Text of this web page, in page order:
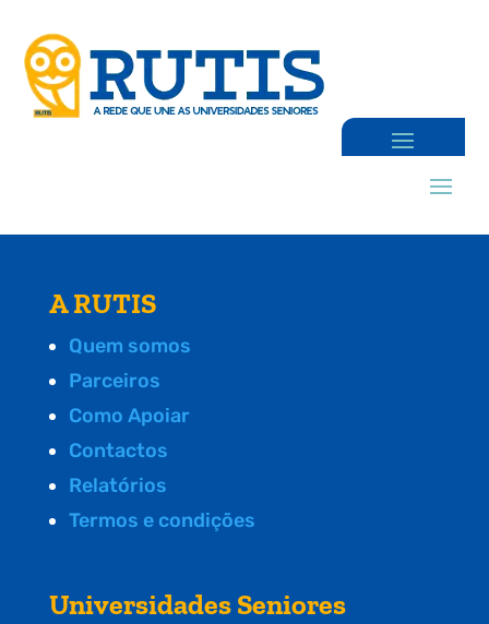
A RUTIS
Quem somos
Parceiros
Como Apoiar
Contactos
Relatórios
Termos e condições
Universidades Seniores